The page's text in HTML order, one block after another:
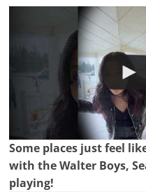
Some places just feel
with the Walter Boys,
playing!